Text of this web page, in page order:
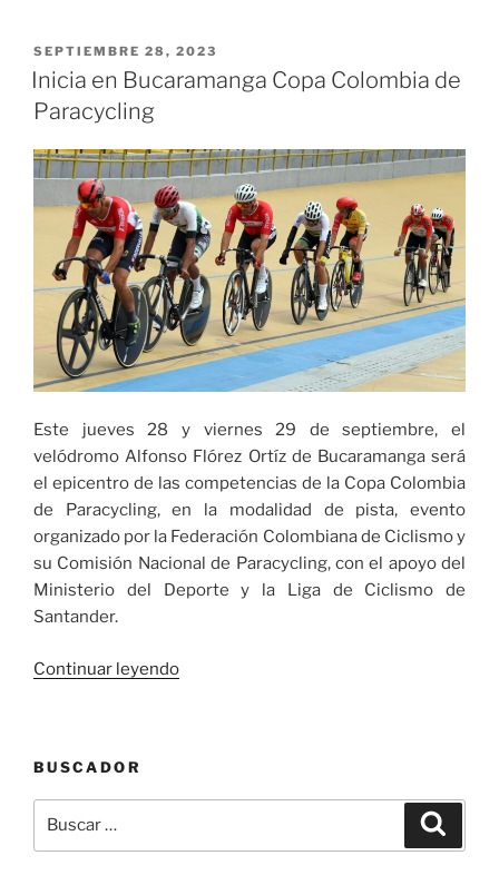
Cali
en
Wplay.co
2023-
2»
PUBLICADO
EL
SEPTIEMBRE 28, 2023
Inicia en Bucaramanga Copa Colombia de
Paracycling
Este jueves 28 y viernes 29 de septiembre, el
velódromo Alfonso Flórez Ortíz de Bucaramanga será
el epicentro de las competencias de la Copa Colombia
de Paracycling, en la modalidad de pista, evento
organizado por la Federación Colombiana de Ciclismo y
su Comisión Nacional de Paracycling, con el apoyo del
Ministerio del Deporte y la Liga de Ciclismo de
Santander.
Continuar leyendo«Inicia
de
BUSCADOR
por: